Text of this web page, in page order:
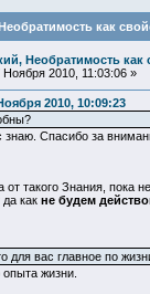
как
Необратимость как
Ноября 2010, 11:03:06 »
2010, 10:09:23
Спасибо за
от такого Знания, пока
как не будем
для вас главное по
жизни.